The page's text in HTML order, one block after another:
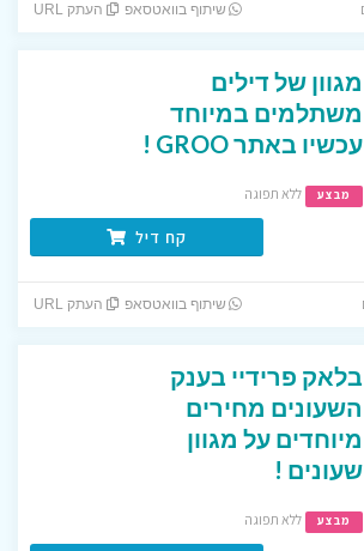
שיתוף בוואטסאפ העתק URL
מגוון של דילים
משתלמים במיוחד
עכשיו באתר GROO !
מבצע ללא תפוגה
קח דיל
שיתוף בוואטסאפ העתק URL
בלאק פרידיי בענק
השעונים מחירים
מיוחדים על מגוון
שעונים !
מבצע ללא תפוגה